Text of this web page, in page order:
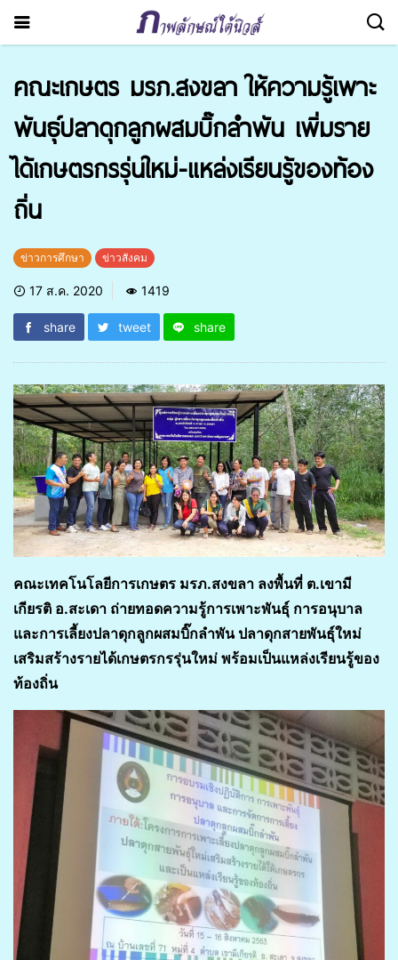
คณะเกษตร มรภ.สงขลา ให้ความรู้เพาะ
พันธุ์ปลาดุกลูกผสมบิ๊กลำพัน เพิ่มราย
ได้เกษตรกรรุ่นใหม่-แหล่งเรียนรู้ของท้อง
ถิ่น
ข่าวการศึกษา ข่าวสังคม
17 ส.ค. 2020 1419
share tweet share
คณะเทคโนโลยีการเกษตร มรภ.สงขลา ลงพื้นที่ ต.เขามี
เกียรติ อ.สะเดา ถ่ายทอดความรู้การเพาะพันธุ์ การอนุบาล
และการเลี้ยงปลาดุกลูกผสมบิ๊กลำพัน ปลาดุกสายพันธุ์ใหม่
เสริมสร้างรายได้เกษตรกรรุ่นใหม่ พร้อมเป็นแหล่งเรียนรู้ของ
ท้องถิ่น